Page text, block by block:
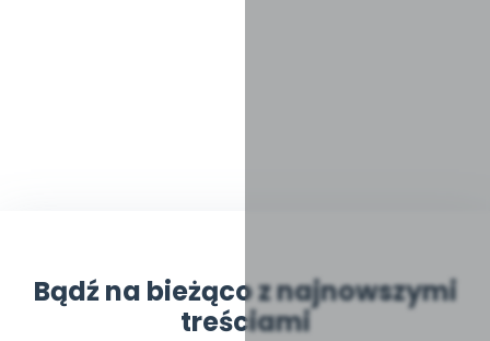
Bądź na bieżąco z najnowszymi
treściami